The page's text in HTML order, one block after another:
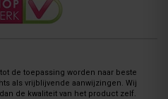
de toepassing worden naar beste
als vrijblijvende aanwijzingen. Wij
de kwaliteit van het product zelf.